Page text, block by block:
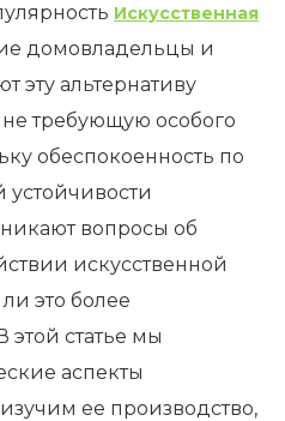
Искусственная
домовладельцы и
эту альтернативу
требующую особого
обеспокоенность по
устойчивости
вопросы об
искусственной
это более
статье мы
аспекты
ее производство,